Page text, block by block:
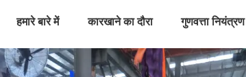
हमारे बारे में कारखाने का दौरा गुणवत्ता नियंत्रण